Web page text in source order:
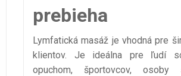
prebieha
Lymfatická masáž je vhodná pre
klientov. Je ideálna pre ľudí
opuchom, športovcov, osoby